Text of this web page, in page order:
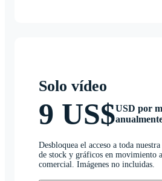
Solo vídeo
9 US$USD por
Desbloquea el acceso a toda
de stock y gráficos en movimiento
comercial. Imágenes no incluidas.